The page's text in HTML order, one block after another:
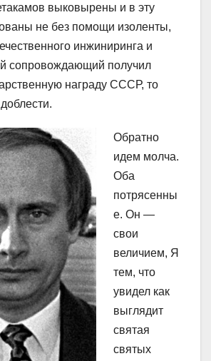
выковырены и в эту
не без помощи изоленты,
инжиниринга и
сопровождающий получил
награду СССР, то
Обратно
идем молча.
Оба
потрясенны
е. Он —
свои
величием, Я
тем, что
увидел как
выглядит
святая
святых